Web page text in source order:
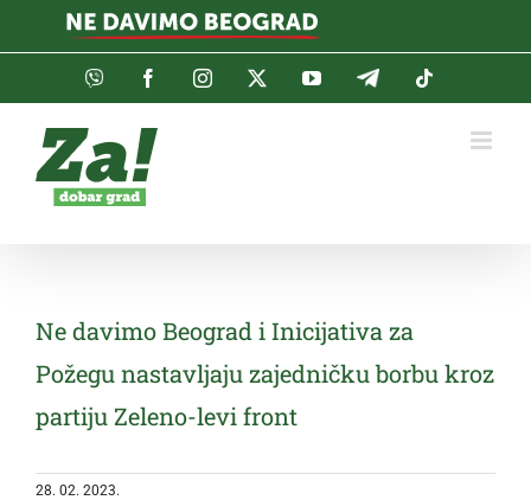
Viber FacebookInstagramTwitterYouTubeTelegram
Ne davimo Beograd i Inicijativa za
Požegu nastavljaju zajedničku borbu kroz
partiju Zeleno-levi front
28. 02. 2023.